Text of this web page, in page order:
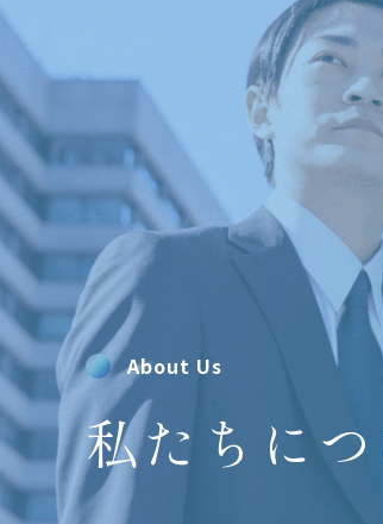
About Us
私たちに